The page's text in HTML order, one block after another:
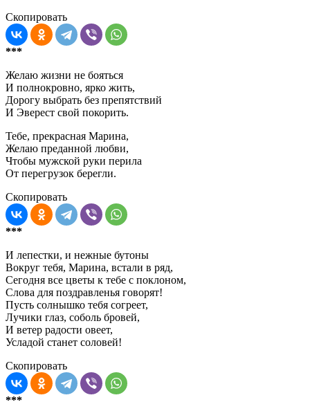
Скопировать
***
Желаю жизни не бояться
И полнокровно, ярко жить,
Дорогу выбрать без препятствий
И Эверест свой покорить.
Тебе, прекрасная Марина,
Желаю преданной любви,
Чтобы мужской руки перила
От перегрузок берегли.
Скопировать
***
И лепестки, и нежные бутоны
Вокруг тебя, Марина, встали в ряд,
Сегодня все цветы к тебе с поклоном,
Слова для поздравленья говорят!
Пусть солнышко тебя согреет,
Лучики глаз, соболь бровей,
И ветер радости овеет,
Усладой станет соловей!
Скопировать
***